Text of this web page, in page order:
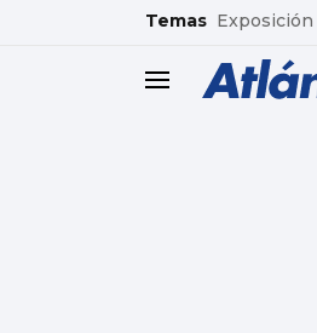
common.go-to-content
Temas Exposición